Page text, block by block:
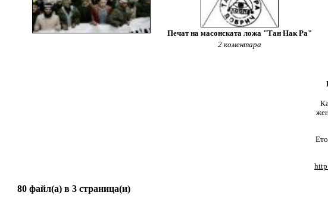
Печат на масонската ложа "Тан Нак Ра"
2 коментара
80 файл(а) в 3 страница(и)